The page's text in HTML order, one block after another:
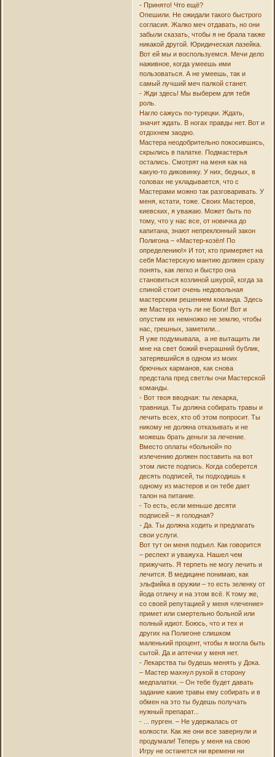
- Принято! Что ещё?
Опешили. Не ожидали такого быстрого
согласия. Жалко меч отдавать, но они
забыли сказать, чтобы я не брала также
никакой другой. Юридическая лазейка.
Вот ей мы и воспользуемся. Мечи дело
наживное, когда умеешь ими
пользоваться. А не умеешь, так и
самый лучший меч палкой станет.
- Жди здесь! Мы выберем для тебя
роль.
Нагло сажусь по-турецки. Ждать,
значит ждать. В ногах правды нет. Вот и
отдохнем заодно.
Мастера неодобрительно покосившись,
скрылись в палатке. Подмастерья
остались. Смотрят на меня как на
какую-то диковинку. У них, бедных, в
головах не укладывается, что с
Мастерами можно так разговаривать. У
меня, кстати, тоже. Своих Мастеров,
киевских, я уважаю. Может быть по
тому, что у нас все, от новичка до
капитана, знают непреклонный закон
Полигона – «Мастер-козёл! По
определению!» И тот, кто примеряет на
себя Мастерскую мантию должен сразу
понять, как легко и быстро она
становиться козлиной шкурой, когда за
спиной стоит очень недовольная
мастерским решением команда. Здесь
же Мастера чуть ли не Боги! Вот и
опустим их немножко не землю, чтобы
нас, грешных, заметили...
Я уже подумывала, а не вытащить ли
мне на свет божий вчерашний бублик,
затерявшийся в одном из моих
брючных карманов, как снова
предстала пред светлы очи Мастерской
команды.
- Вот твоя вводная: ты лекарка,
травница. Ты должна собирать травы и
лечить всех, кто об этом попросит. Ты
никому не должна отказывать и не
можешь брать деньги за лечение.
Вместо оплаты «больной» по
излечению должен поставить на вот
этом листе подпись. Когда соберется
десять подписей, ты подходишь к
одному из мастеров и он тебе дает
талон на питание.
- То есть, если меньше десяти
подписей – я голодная?
- Да. Ты должна ходить и предлагать
свои услуги.
Вот тут он меня подъел. Как говорится
– респект и уважуха. Нашел чем
прижучить. Я терпеть не могу лечить и
лечится. В медицине понимаю, как
эльфийка в оружии – то есть зеленку от
йода отличу и на этом всё. К тому же,
со своей репутацией у меня «лечение»
примет или смертельно больной или
полный идиот. Боюсь, что и тех и
других на Полигоне слишком
маленький процент, чтобы я могла быть
сытой. Да и аптечки у меня нет.
- Лекарства ты будешь менять у Дока.
– Мастер махнул рукой в сторону
медпалатки. – Он тебе будет давать
задание какие травы ему собирать и в
обмен на это ты будешь получать
нужный препарат...
- ... пурген. – Не удержалась от
колкости. Как же они все завернули и
продумали! Теперь у меня на свою
Игру не останется ни времени ни